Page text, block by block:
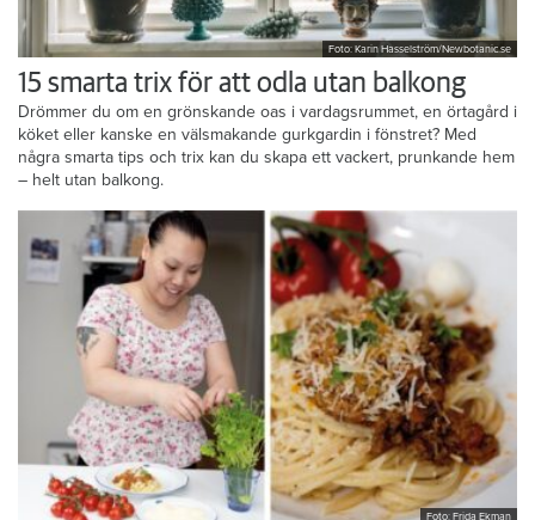
Foto: Karin Hasselström/Newbotanic.se
15 smarta trix för att odla utan balkong
Drömmer du om en grönskande oas i vardagsrummet, en örtagård i
köket eller kanske en välsmakande gurkgardin i fönstret? Med
några smarta tips och trix kan du skapa ett vackert, prunkande hem
– helt utan balkong.
Foto: Frida Ekman